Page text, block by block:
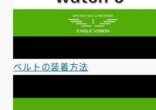
ベルトの装着方法